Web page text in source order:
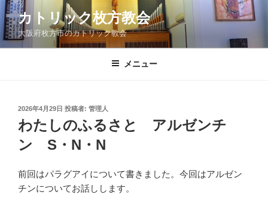
コ
ン
テ
ン
カトリック枚方教会
大阪府枚方市のカトリック教会
メニュー
投
稿
日:
2026年4月29日 投稿者: 管理人
わたしのふるさと アルゼンチ
ン S・N・N
前回はパラグアイについて書きました。今回はアルゼン
チンについてお話しします。